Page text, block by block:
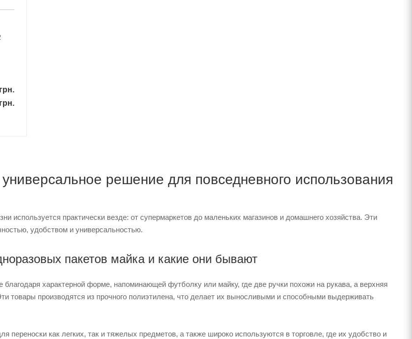
грн.
грн.
решение для повседневного использования
используется практически везде: от супермаркетов до маленьких магазинов и домашнего хозяйства. Эти
удобством и универсальностью.
пакетов майка и какие они бывают
благодаря характерной форме, напоминающей футболку или майку, где две ручки похожи на рукава, а верхняя
товары производятся из прочного полиэтилена, что делает их выносливыми и способными выдерживать
переноски как легких, так и тяжелых предметов, а также широко используются в торговле, где их удобство и